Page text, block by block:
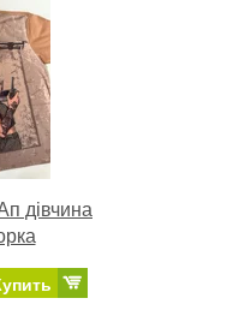
дівчина